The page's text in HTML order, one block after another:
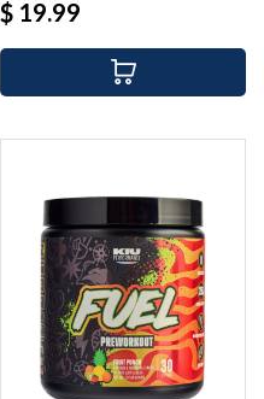
Precio
$ 19.99